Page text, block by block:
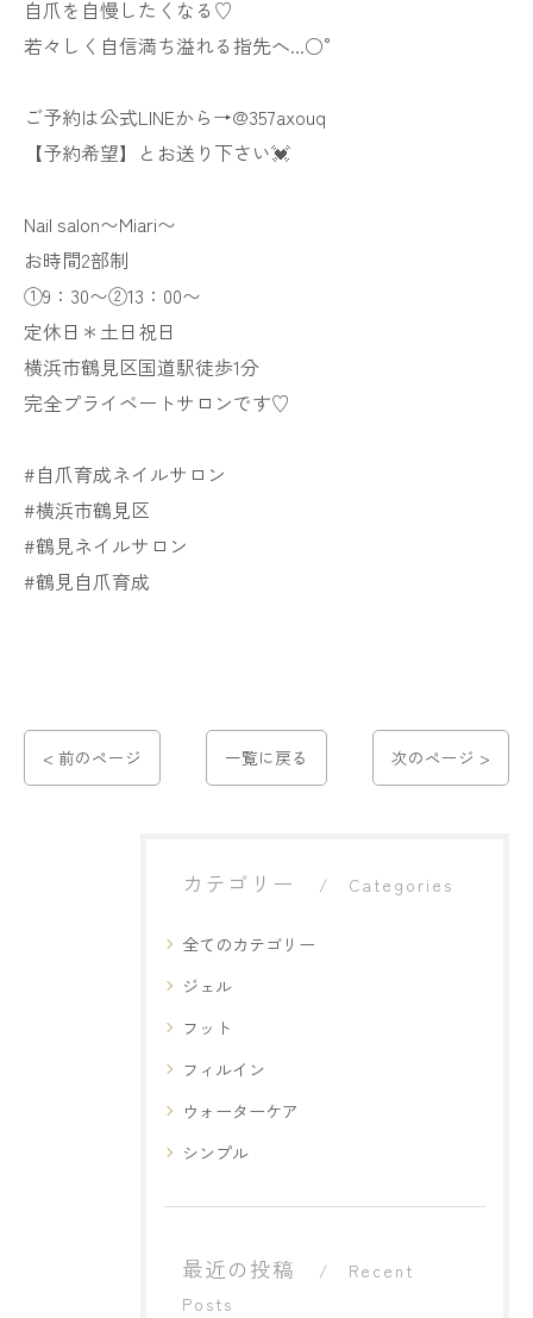
自爪を自慢したくなる♡
若々しく自信満ち溢れる指先へ...○°
ご予約は公式LINEから→@357axouq
【予約希望】とお送り下さい💓
Nail salon〜Miari〜
お時間2部制
①9：30〜②13：00〜
定休日＊土日祝日
横浜市鶴見区国道駅徒歩1分
完全プライベートサロンです♡
#自爪育成ネイルサロン
#横浜市鶴見区
#鶴見ネイルサロン
#鶴見自爪育成
< 前のページ 一覧に戻る 次のページ >
カテゴリー Categories
全てのカテゴリー
ジェル
フット
フィルイン
ウォーターケア
シンプル
最近の投稿
Recent
Posts